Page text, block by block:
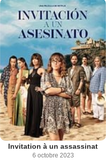
Invitation à un assassinat
6 octobre 2023